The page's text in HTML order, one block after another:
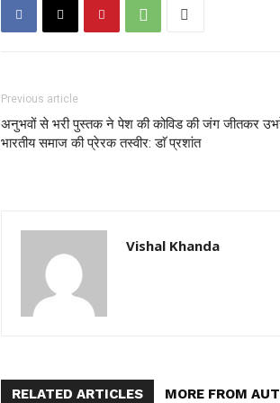
Previous article
अनुभवों से भरी पुस्तक ने पेश की कोविड की जंग जीतकर
भारतीय समाज की प्रेरक तस्वीर: डाॅ प्रशांत
Vishal Khanda
RELATED ARTICLES MORE FROM